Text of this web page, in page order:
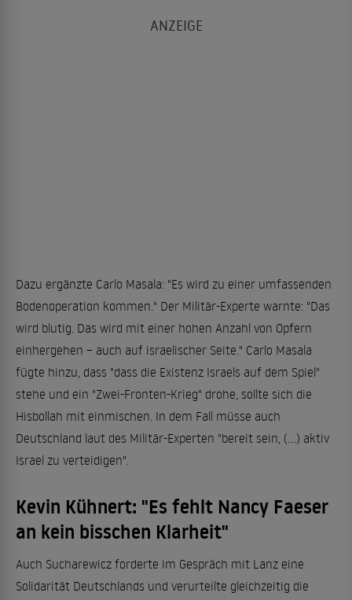
Dazu ergänzte Carlo Masala: "Es wird zu einer umfassenden
Bodenoperation kommen." Der Militär-Experte warnte: "Das
wird blutig. Das wird mit einer hohen Anzahl von Opfern
einhergehen – auch auf israelischer Seite." Carlo Masala
fügte hinzu, dass "dass die Existenz Israels auf dem Spiel"
stehe und ein "Zwei-Fronten-Krieg" drohe, sollte sich die
Hisbollah mit einmischen. In dem Fall müsse auch
Deutschland laut des Militär-Experten "bereit sein, (...) aktiv
Israel zu verteidigen".
Kevin Kühnert: "Es fehlt Nancy Faeser
an kein bisschen Klarheit"
Auch Sucharewicz forderte im Gespräch mit Lanz eine
Solidarität Deutschlands und verurteilte gleichzeitig die